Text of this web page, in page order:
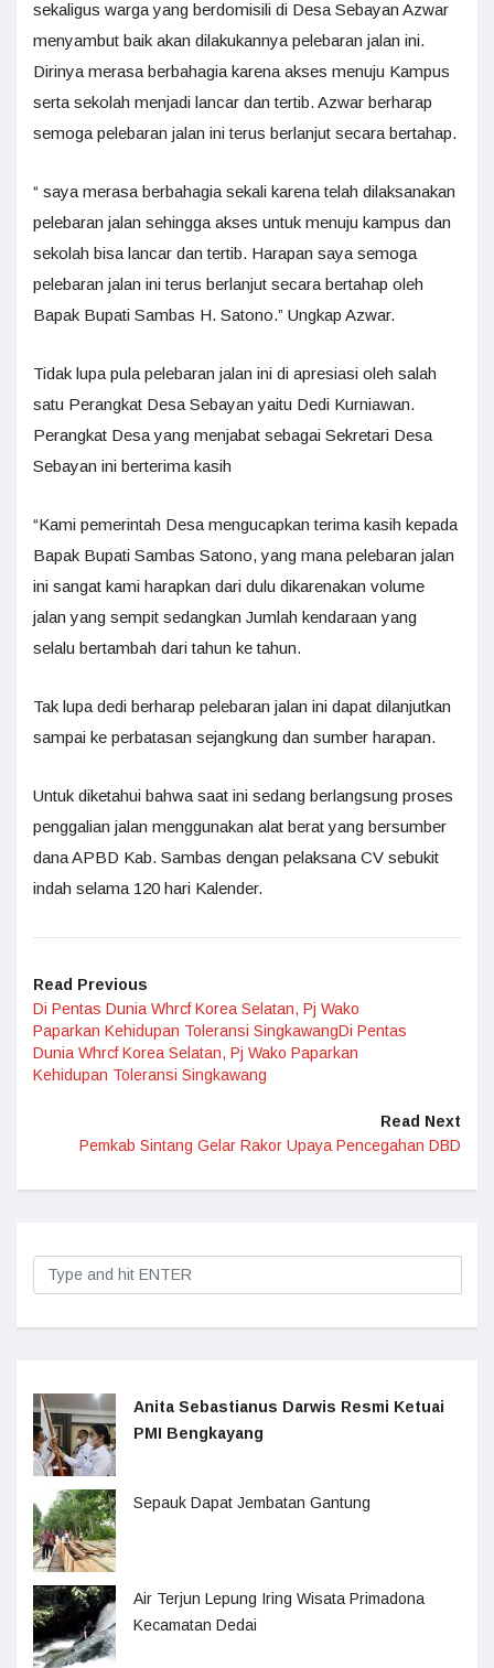
sekaligus warga yang berdomisili di Desa Sebayan Azwar
menyambut baik akan dilakukannya pelebaran jalan ini.
Dirinya merasa berbahagia karena akses menuju Kampus
serta sekolah menjadi lancar dan tertib. Azwar berharap
semoga pelebaran jalan ini terus berlanjut secara bertahap.
“ saya merasa berbahagia sekali karena telah dilaksanakan
pelebaran jalan sehingga akses untuk menuju kampus dan
sekolah bisa lancar dan tertib. Harapan saya semoga
pelebaran jalan ini terus berlanjut secara bertahap oleh
Bapak Bupati Sambas H. Satono.” Ungkap Azwar.
Tidak lupa pula pelebaran jalan ini di apresiasi oleh salah
satu Perangkat Desa Sebayan yaitu Dedi Kurniawan.
Perangkat Desa yang menjabat sebagai Sekretari Desa
Sebayan ini berterima kasih
“Kami pemerintah Desa mengucapkan terima kasih kepada
Bapak Bupati Sambas Satono, yang mana pelebaran jalan
ini sangat kami harapkan dari dulu dikarenakan volume
jalan yang sempit sedangkan Jumlah kendaraan yang
selalu bertambah dari tahun ke tahun.
Tak lupa dedi berharap pelebaran jalan ini dapat dilanjutkan
sampai ke perbatasan sejangkung dan sumber harapan.
Untuk diketahui bahwa saat ini sedang berlangsung proses
penggalian jalan menggunakan alat berat yang bersumber
dana APBD Kab. Sambas dengan pelaksana CV sebukit
indah selama 120 hari Kalender.
Read Previous
Di Pentas Dunia Whrcf Korea Selatan, Pj Wako
Paparkan Kehidupan Toleransi SingkawangDi Pentas
Dunia Whrcf Korea Selatan, Pj Wako Paparkan
Kehidupan Toleransi Singkawang
Read Next
Pemkab Sintang Gelar Rakor Upaya Pencegahan DBD
Anita Sebastianus Darwis Resmi Ketuai
PMI Bengkayang
Sepauk Dapat Jembatan Gantung
Air Terjun Lepung Iring Wisata Primadona
Kecamatan Dedai